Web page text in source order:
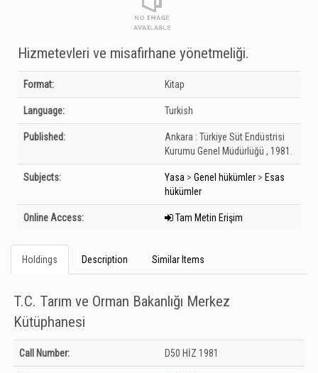
Hizmetevleri ve misafirhane yönetmeliği.
Bibliographic Details
Format: Kitap
Language: Turkish
Published: Ankara : Türkiye Süt Endüstrisi
Kurumu Genel Müdürlüğü , 1981.
Subjects: Yasa > Genel hükümler > Esas
hükümler
Online Access: Tam Metin Erişim
Holdings Description Similar Items
T.C. Tarım ve Orman Bakanlığı Merkez
Kütüphanesi
Holdings details from T.C. Tarım ve Orman Bakanlığı Merkez Kütüphanesi:
Unknown
Call Number: D50 HİZ 1981